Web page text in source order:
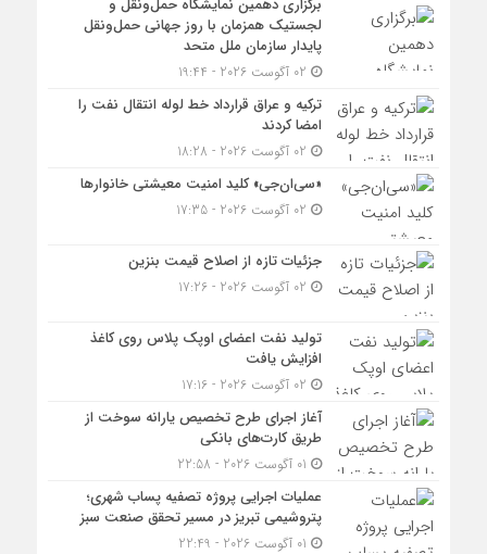
برگزاری دهمین نمایشگاه حمل‌ونقل و
لجستیک همزمان با روز جهانی حمل‌ونقل
پایدار سازمان ملل متحد
ترکیه و عراق قرارداد خط لوله انتقال نفت را
امضا کردند
«سی‌ان‌جی» کلید امنیت معیشتی خانوارها
جزئیات تازه از اصلاح قیمت بنزین
تولید نفت اعضای اوپک پلاس روی کاغذ
افزایش یافت
آغاز اجرای طرح تخصیص یارانه سوخت از
طریق کارت‌های بانکی
عملیات اجرایی پروژه تصفیه پساب شهری؛
پتروشیمی تبریز در مسیر تحقق صنعت سبز